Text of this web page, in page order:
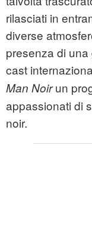
rilasciati in
diverse
presenza di
cast
Man Noirun
appassionati di
noir.